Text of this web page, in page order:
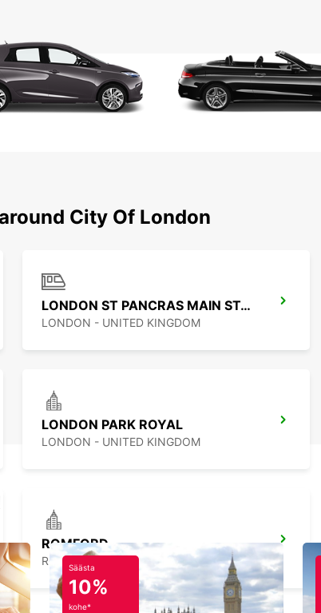
City Of London
LONDON ST PANCRAS MAIN STATION
LONDON - UNITED KINGDOM
LONDON PARK ROYAL
LONDON - UNITED KINGDOM
ROMFORD
ROMFORD - UNITED KINGDOM
Säästa
10%
kohe*